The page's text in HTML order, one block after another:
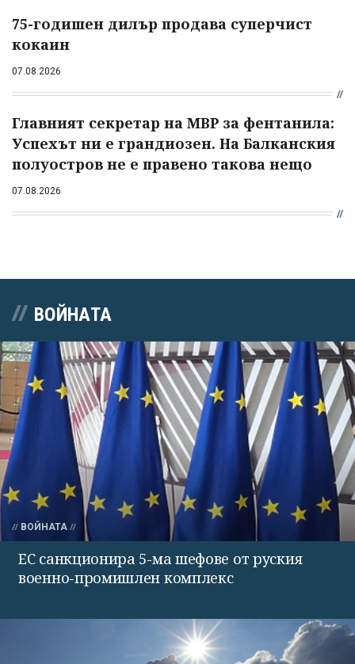
75-годишен дилър продава суперчист
кокаин
07.08.2026
Главният секретар на МВР за фентанила:
Успехът ни е грандиозен. На Балканския
полуостров не е правено такова нещо
07.08.2026
ВОЙНАТА
ВОЙНАТА
ЕС санкционира 5-ма шефове от руския
военно-промишлен комплекс